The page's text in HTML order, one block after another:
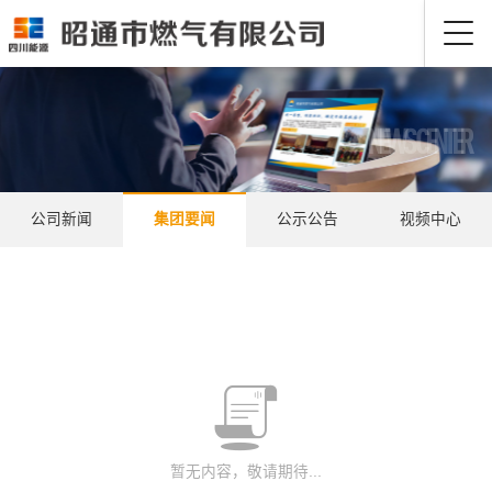
NEWSCENTER
公司新闻 集团要闻 公示公告 视频中心

暂无内容，敬请期待...